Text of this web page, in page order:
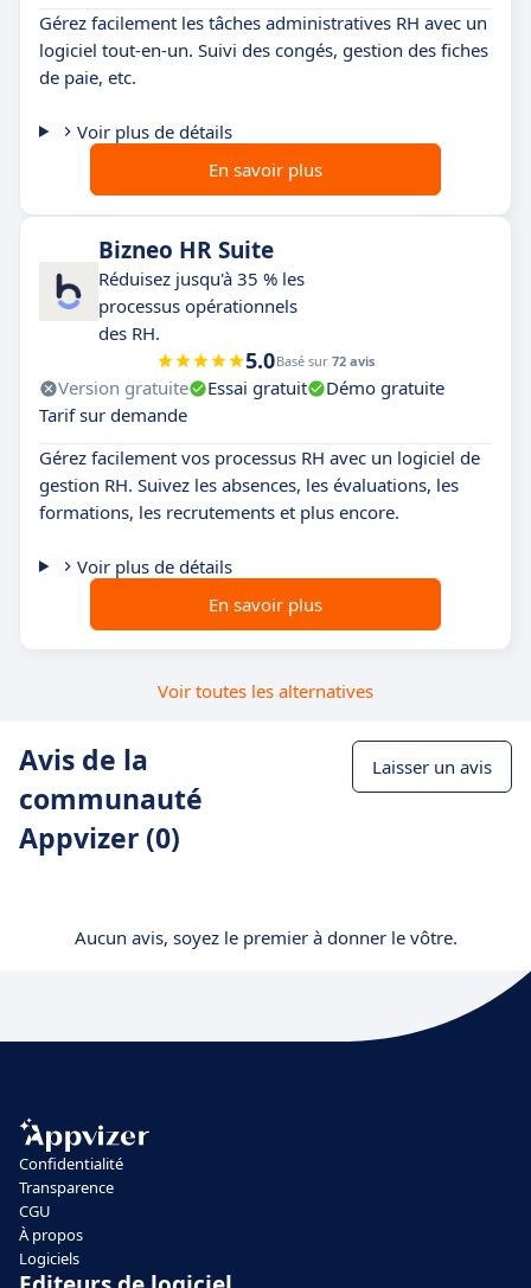
Gérez facilement les tâches administratives RH avec un
logiciel tout-en-un. Suivi des congés, gestion des fiches
de paie, etc.
Voir plus de détails
En savoir plus
Bizneo HR Suite
Réduisez jusqu'à 35 % les
processus opérationnels
des RH.
5.0Basé sur 72 avis
Version gratuite Essai gratuit
Démo gratuite
Tarif sur demande
Gérez facilement vos processus RH avec un logiciel de
gestion RH. Suivez les absences, les évaluations, les
formations, les recrutements et plus encore.
Voir plus de détails
En savoir plus
Voir toutes les alternatives
Avis de la
communauté
Appvizer (0)
Laisser un avis
Aucun avis, soyez le premier à donner le vôtre.
Confidentialité
Transparence
CGU
À propos
Logiciels